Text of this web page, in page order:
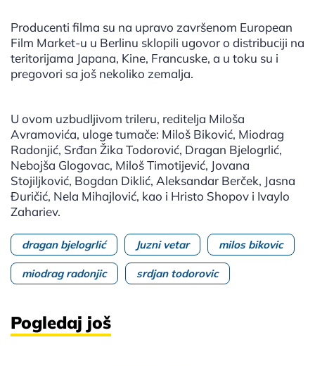
Producenti filma su na upravo završenom European
Film Market-u u Berlinu sklopili ugovor o distribuciji na
teritorijama Japana, Kine, Francuske, a u toku su i
pregovori sa još nekoliko zemalja.
U ovom uzbudljivom trileru, reditelja Miloša
Avramovića, uloge tumače: Miloš Biković, Miodrag
Radonjić, Srđan Žika Todorović, Dragan Bjelogrlić,
Nebojša Glogovac, Miloš Timotijević, Jovana
Stojiljković, Bogdan Diklić, Aleksandar Berček, Jasna
Đuričić, Nela Mihajlović, kao i Hristo Shopov i Ivaylo
Zahariev.
dragan bjelogrlić Juzni vetar milos bikovic
miodrag radonjic srdjan todorovic
Pogledaj još